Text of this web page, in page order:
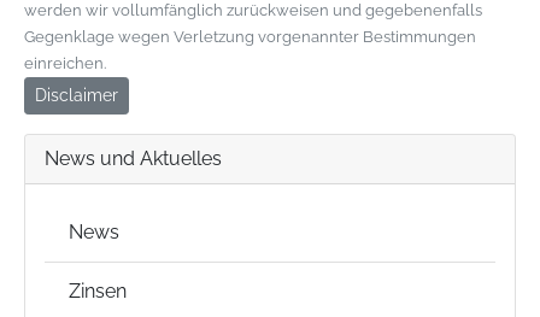
werden wir vollumfänglich zurückweisen und gegebenenfalls
Gegenklage wegen Verletzung vorgenannter Bestimmungen
einreichen.
Disclaimer
News und Aktuelles
News
Zinsen